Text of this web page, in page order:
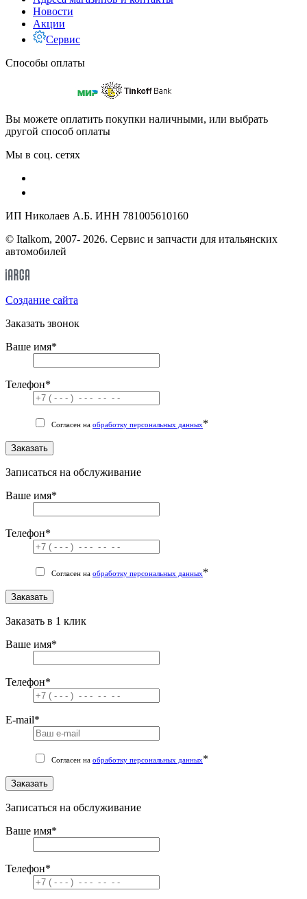
Новости
Акции
Сервис
Способы оплаты
Вы можете оплатить покупки наличными, или выбрать
другой способ оплаты
Мы в соц. сетях
ИП Николаев А.Б. ИНН 781005610160
© Italkom, 2007- 2026. Сервис и запчасти для итальянских
автомобилей
Cоздание сайта
Заказать звонок
Ваше имя*
Телефон*
Согласен на обработку персональных данных*
Заказать
Записаться на обслуживание
Ваше имя*
Телефон*
Согласен на обработку персональных данных*
Заказать
Заказать в 1 клик
Ваше имя*
Телефон*
E-mail*
Согласен на обработку персональных данных*
Заказать
Записаться на обслуживание
Ваше имя*
Телефон*